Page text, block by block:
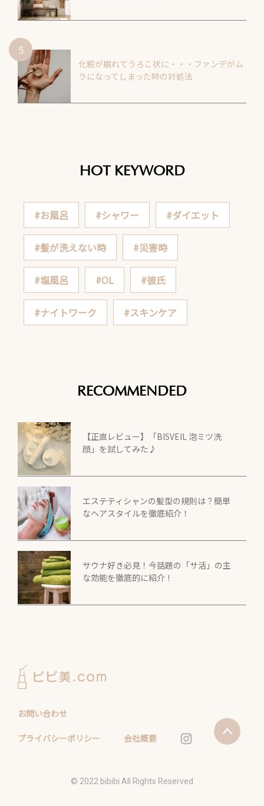
化粧が崩れてうろこ状に・・・ファンデがム
ラになってしまった時の対処法
HOT KEYWORD
#お風呂 #シャワー #ダイエット
#髪が洗えない時 #災害時
#塩風呂 #OL #彼氏
#ナイトワーク #スキンケア
RECOMMENDED
【正直レビュー】「BISVEIL 泡ミツ洗
顔」を試してみた♪
エステティシャンの髪型の規則は？簡単
なヘアスタイルを徹底紹介！
サウナ好き必見！今話題の「サ活」の主
な効能を徹底的に紹介！
お問い合わせ
プライバシーポリシー 会社概要
©️ 2022 bibibi All Rights Reserved